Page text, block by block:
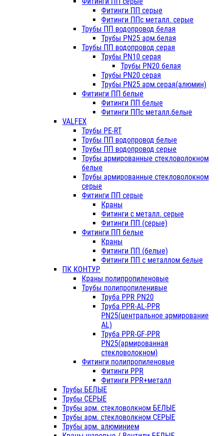
Фитинги ПП серые
Фитинги ППс металл. серые
Трубы ПП водопровод белая
Трубы PN25 арм.белая
Трубы ПП водопровод серая
Трубы PN10 серая
Трубы PN20 белая
Трубы PN20 серая
Трубы PN25 арм.серая(алюмин)
Фитинги ПП белые
Фитинги ПП белые
Фитинги ППс металл.белые
VALFEX
Трубы PE-RT
Трубы ПП водопровод белые
Трубы ПП водопровод серые
Трубы армированные стекловолокном
белые
Трубы армированные стекловолокном
серые
Фитинги ПП серые
Краны
Фитинги с металл. серые
Фитинги ПП (серые)
Фитинги ПП белые
Краны
Фитинги ПП (белые)
Фитинги ПП с металлом белые
ПК КОНТУР
Краны полипропиленовые
Трубы полипропиленивые
Труба PPR PN20
Труба PPR-AL-PPR
PN25(центральное армирование
AL)
Труба PPR-GF-PPR
PN25(армированная
стекловолокном)
Фитинги полипропиленовые
Фитинги PPR
Фитинги PPR+металл
Трубы БЕЛЫЕ
Трубы СЕРЫЕ
Трубы арм. стекловолкном БЕЛЫЕ
Трубы арм. стекловолкном СЕРЫЕ
Трубы арм. алюминием